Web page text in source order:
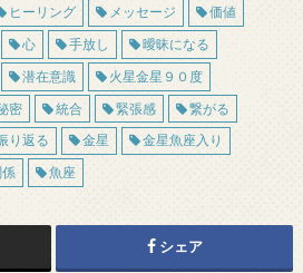
ヒーリング メッセージ
価値
心 手放し
曖昧になる
潜在意識
火星金星９０度
密 統合 緊張感
繋がる
り返る 金星
金星魚座入り
魚座
シェア